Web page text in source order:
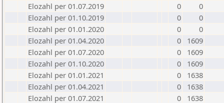
Elozahl per 01.07.2019
0
0
Elozahl per 01.10.2019
0
0
Elozahl per 01.01.2020
0
0
Elozahl per 01.04.2020
0
1609
Elozahl per 01.07.2020
0
1609
Elozahl per 01.10.2020
0
1609
Elozahl per 01.01.2021
0
1638
Elozahl per 01.04.2021
0
1638
Elozahl per 01.07.2021
0
1638